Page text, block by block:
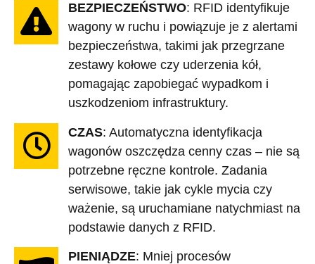
BEZPIECZEŃSTWO: RFID identyfikuje
wagony w ruchu i powiązuje je z alertami
bezpieczeństwa, takimi jak przegrzane
zestawy kołowe czy uderzenia kół,
pomagając zapobiegać wypadkom i
uszkodzeniom infrastruktury.
CZAS: Automatyczna identyfikacja
wagonów oszczędza cenny czas – nie są
potrzebne ręczne kontrole. Zadania
serwisowe, takie jak cykle mycia czy
ważenie, są uruchamiane natychmiast na
podstawie danych z RFID.
PIENIĄDZE: Mniej procesów